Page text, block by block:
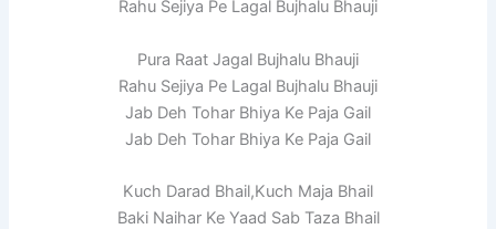
Rahu Sejiya Pe Lagal Bujhalu Bhauji
Pura Raat Jagal Bujhalu Bhauji
Rahu Sejiya Pe Lagal Bujhalu Bhauji
Jab Deh Tohar Bhiya Ke Paja Gail
Jab Deh Tohar Bhiya Ke Paja Gail
Kuch Darad Bhail,Kuch Maja Bhail
Baki Naihar Ke Yaad Sab Taza Bhail